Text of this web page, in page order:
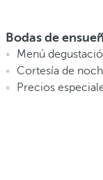
Bodas de
Menú
Cortesía de
Precios